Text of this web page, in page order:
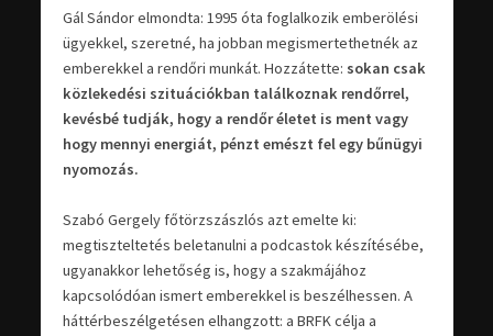
Gál Sándor elmondta: 1995 óta foglalkozik emberölési
ügyekkel, szeretné, ha jobban megismertethetnék az
emberekkel a rendőri munkát. Hozzátette: sokan csak
közlekedési szituációkban találkoznak rendőrrel,
kevésbé tudják, hogy a rendőr életet is ment vagy
hogy mennyi energiát, pénzt emészt fel egy bűnügyi
nyomozás.
Szabó Gergely főtörzszászlós azt emelte ki:
megtiszteltetés beletanulni a podcastok készítésébe,
ugyanakkor lehetőség is, hogy a szakmájához
kapcsolódóan ismert emberekkel is beszélhessen. A
háttérbeszélgetésen elhangzott: a BRFK célja a